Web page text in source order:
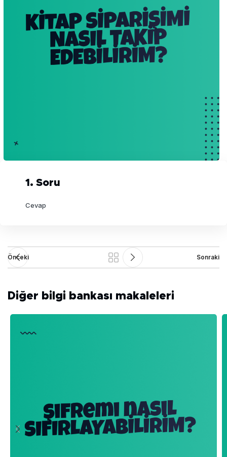
1. Soru
Cevap
Önceki Sonraki
Diğer bilgi bankası makaleleri